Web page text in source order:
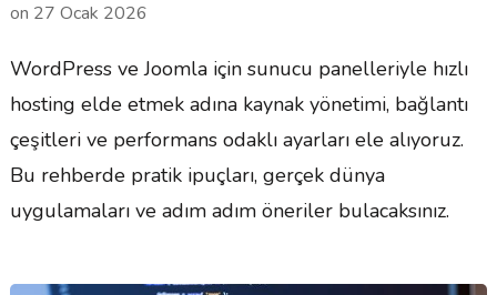
on 27 Ocak 2026
WordPress ve Joomla için sunucu panelleriyle hızlı
hosting elde etmek adına kaynak yönetimi, bağlantı
çeşitleri ve performans odaklı ayarları ele alıyoruz.
Bu rehberde pratik ipuçları, gerçek dünya
uygulamaları ve adım adım öneriler bulacaksınız.